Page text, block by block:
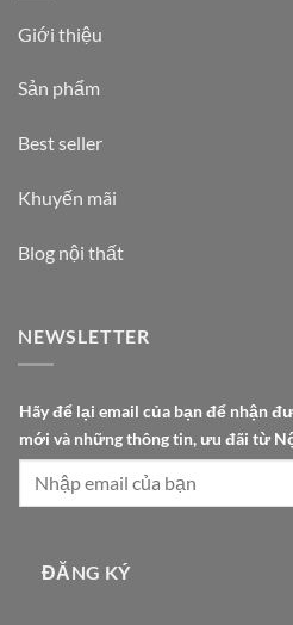
Giới thiệu
Sản phẩm
Best seller
Khuyến mãi
Blog nội thất
NEWSLETTER
ủ
Hãy để lại email của bạn để nhận
mới và những thông tin, ưu đãi từ
ĐĂNG KÝ